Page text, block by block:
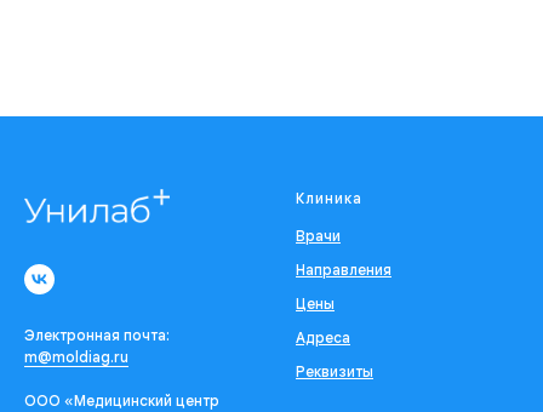
Электронная почта:
m@moldiag.ru
ООО «Медицинский центр
Клиника
Врачи
Направления
Цены
Адреса
Реквизиты